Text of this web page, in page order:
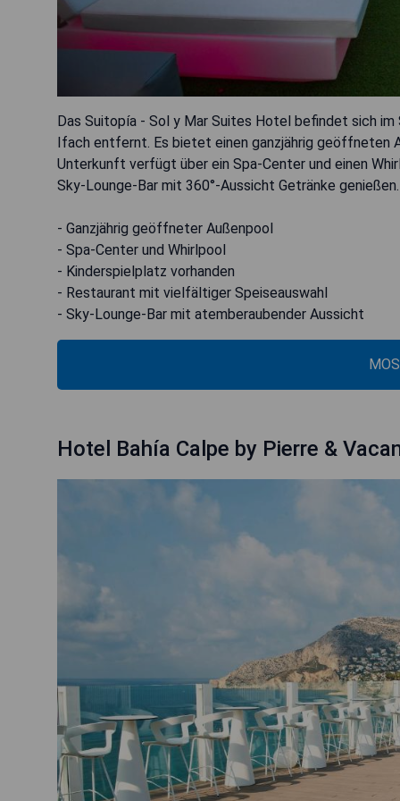
Das Suitopía - Sol y Mar Suites Hotel befindet sich
Ifach entfernt. Es bietet einen ganzjährig geöffneten
Unterkunft verfügt über ein Spa-Center und einen
Sky-Lounge-Bar mit 360°-Aussicht Getränke genießen.
- Ganzjährig geöffneter Außenpool
- Spa-Center und Whirlpool
- Kinderspielplatz vorhanden
- Restaurant mit vielfältiger Speiseauswahl
- Sky-Lounge-Bar mit atemberaubender Aussicht
Hotel Bahía Calpe by Pierre &